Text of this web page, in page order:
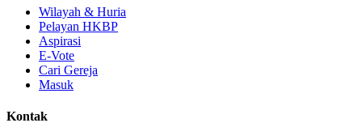
Wilayah & Huria
Pelayan HKBP
Aspirasi
E-Vote
Cari Gereja
Masuk
Kontak